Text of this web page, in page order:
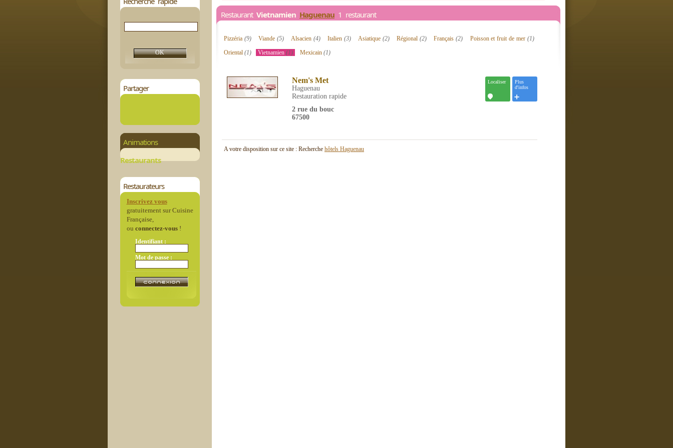
Partager
Animations
Restaurants
Restaurateurs
Inscrivez vous
gratuitement sur Cuisine
Française,
ou connectez-vous!
Identifiant :
Mot de passe :
Restaurant Vietnamien Haguenau 1 restaurant
Pizzéria (9) Viande (5) Alsacien (4) Italien(3) Asiatique(2) Régional(2) Français(2) Poisson et fruit de mer (1)
Oriental (1) Vietnamien(1) Mexicain (1)
Nem's Met
Haguenau
Restauration rapide
2 rue du bouc
67500
Plus
d'infos
Localiser
A votre disposition sur ce site : Recherche hôtels Haguenau